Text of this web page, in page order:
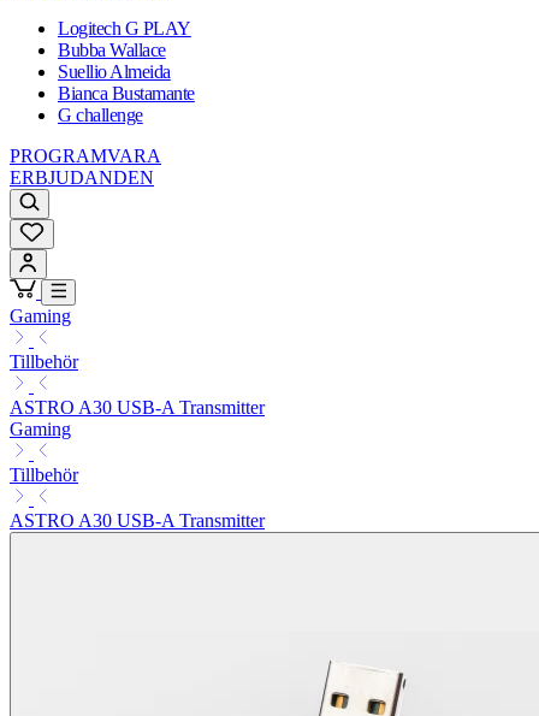
Logitech G PLAY
Bubba Wallace
Suellio Almeida
Bianca Bustamante
G challenge
PROGRAMVARA
ERBJUDANDEN
Gaming
Tillbehör
ASTRO A30 USB-A Transmitter
Gaming
Tillbehör
ASTRO A30 USB-A Transmitter